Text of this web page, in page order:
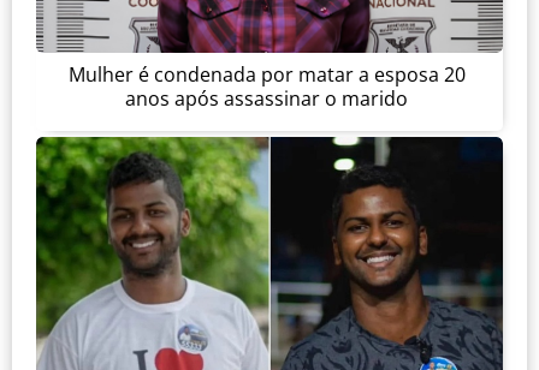
Mulher é condenada por matar a esposa 20
anos após assassinar o marido